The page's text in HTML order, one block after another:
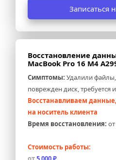
Записаться
Восстановление
MacBook Pro 16 M4
Симптомы: Удалили файлы,
поврежден диск, требуется
Восстанавливаем
на носитель клиента
Время восстановления:
Стоимость работы: